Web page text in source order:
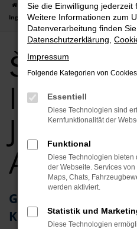
Startseite Ingolstadt Škoda
Ingolstadt Jahreswagen Top Angebote
Škoda
Geld sparen in
Kodiaq Jahreswagen
Sie die Einwilligung jederzeit
Weitere Informationen zum
Datenverarbeitung finden
Datenschutzerklärung
Impressum
Folgende Kategorien von
Essentiell
Diese Technologien sind
Kernfunktionalität der
Funktional
Diese Technologien
der Webseite. Services
Maps, Chats,
werden aktiviert.
Statistik und
Diese Technologien